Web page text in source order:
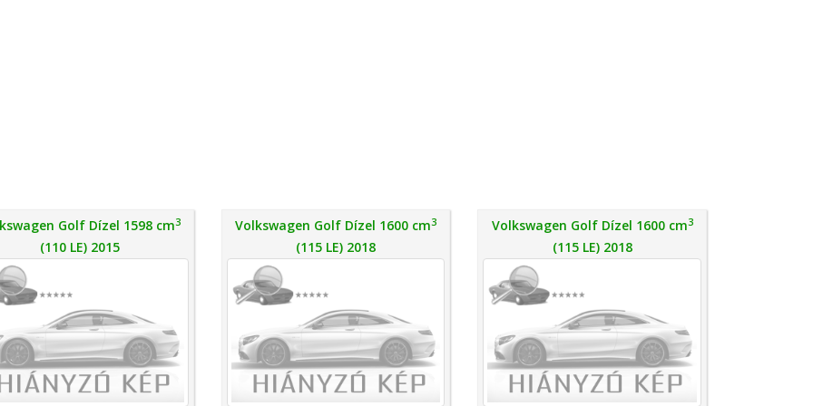
Golf Dízel 1598 cm3
(110 LE) 2015
Volkswagen Golf Dízel 1600 cm3
(115 LE) 2018
Volkswagen Golf Dízel 1600 cm3
(115 LE) 2018